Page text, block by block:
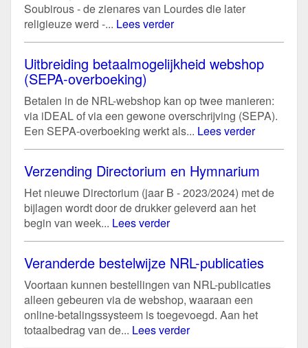
Soubirous - de zienares van Lourdes die later
religieuze werd -... Lees verder
Uitbreiding betaalmogelijkheid webshop
(SEPA-overboeking)
Betalen in de NRL-webshop kan op twee manieren:
via iDEAL of via een gewone overschrijving (SEPA).
Een SEPA-overboeking werkt als... Lees verder
Verzending Directorium en Hymnarium
Het nieuwe Directorium (jaar B - 2023/2024) met de
bijlagen wordt door de drukker geleverd aan het
begin van week... Lees verder
Veranderde bestelwijze NRL-publicaties
Voortaan kunnen bestellingen van NRL-publicaties
alleen gebeuren via de webshop, waaraan een
online-betalingssysteem is toegevoegd. Aan het
totaalbedrag van de... Lees verder